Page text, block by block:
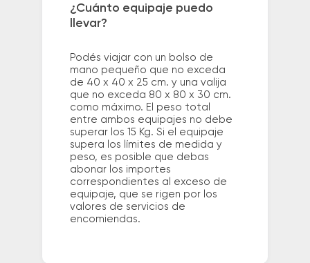
¿Cuánto equipaje puedo
llevar?
Podés viajar con un bolso de
mano pequeño que no exceda
de 40 x 40 x 25 cm. y una valija
que no exceda 80 x 80 x 30 cm.
como máximo. El peso total
entre ambos equipajes no debe
superar los 15 Kg. Si el equipaje
supera los límites de medida y
peso, es posible que debas
abonar los importes
correspondientes al exceso de
equipaje, que se rigen por los
valores de servicios de
encomiendas.